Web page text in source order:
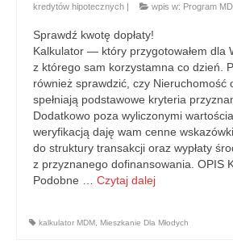
kredytów hipotecznych | wpis w: Program
Sprawdź kwotę dopłaty!
Kalkulator — który przygotowałem dla
z którego sam korzystamna co dzień.
również sprawdzić, czy Nieruchomość
spełniają podstawowe kryteria
Dodatkowo poza wyliczonymi
weryfikacją daję wam cenne
do struktury transakcji oraz wypłaty
z przyznanego dofinansowania. OPIS
Podobne … Czytaj dalej
kalkulator MDM Mieszkanie Dla Młodych